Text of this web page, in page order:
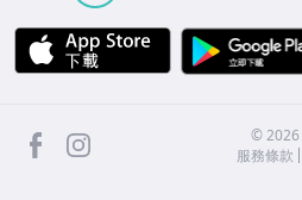
APP Store
facebook ©2026
服務條款